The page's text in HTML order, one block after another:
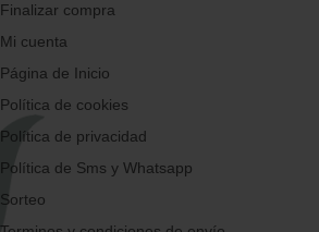
Finalizar compra
Mi cuenta
Página de Inicio
Política de cookies
Política de privacidad
Política de Sms y Whatsapp
Sorteo